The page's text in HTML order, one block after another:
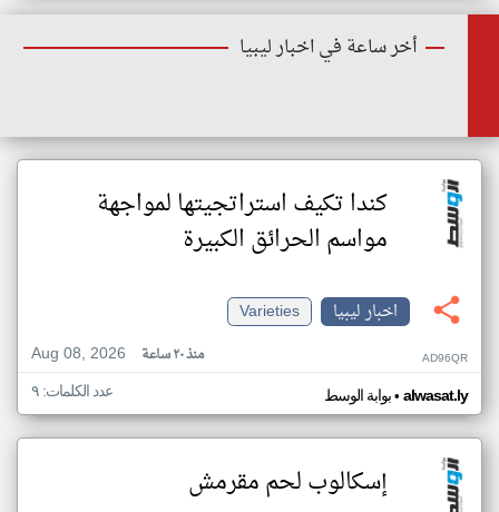
أخر ساعة في اخبار ليبيا
كندا تكيف استراتجيتها لمواجهة
مواسم الحرائق الكبيرة
اخبار ليبيا
Varieties
Aug 08, 2026
منذ ٢٠ ساعة AD96QR
بوابة الوسط• alwasat.ly عدد الكلمات: ٩
إسكالوب لحم مقرمش